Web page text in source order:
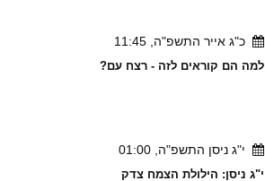
כ"ג אייר התשפ"ה, 11:45
למה הם קוראים לזה - רצח עם?
י"ג ניסן התשפ"ה, 01:00
י"ג ניסן: הילולת הצמח צדק